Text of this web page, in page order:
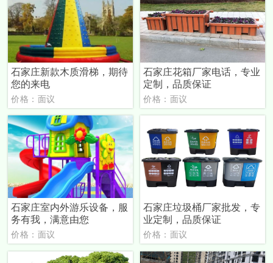
石家庄新款木质滑梯，期待
您的来电
价格：面议
石家庄花箱厂家电话，专业
定制，品质保证
价格：面议
石家庄室内外游乐设备，服
务有我，满意由您
价格：面议
石家庄垃圾桶厂家批发，专
业定制，品质保证
价格：面议